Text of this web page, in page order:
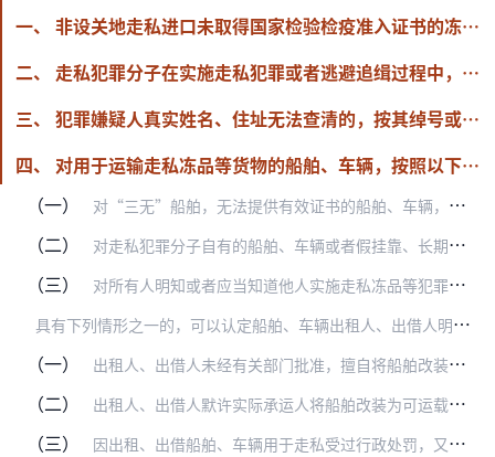
一、 非设关地走私进口未取得国家检验检疫准入证书的冻品，应认定为国家禁止进口的货物，构成犯罪的，按走私国家禁止进出口的货物罪定罪处罚。其中，对走私来自境外疫区的冻品，依据《最高人民法院、最高人民检察院关于办理走私刑事案件适用法律若干问题的解释》（法释〔2014〕10号，以下简称《解释》）第十一条第一款第四项和第二款规定定罪处罚。对走私来自境外非疫区的冻品，或者无法查明是否来自境外疫区的冻品，依据《解释》第十一条第一款第六项和第二款规定定罪处罚。
二、 走私犯罪分子在实施走私犯罪或者逃避追缉过程中，实施碰撞、挤别、抛撒障碍物、超高速行驶、强光照射驾驶人员等危险行为，危害公共安全的，以走私罪和以危险方法危害公共安全罪数罪并罚。以暴力、威胁方法抗拒缉私执法，以走私罪和袭警罪或者妨害公务罪数罪并罚。武装掩护走私的，依照刑法第一百五十一条第一款规定从重处罚。
三、 犯罪嫌疑人真实姓名、住址无法查清的，按其绰号或者自报的姓名、住址认定，并在法律文书中注明。
四、 对用于运输走私冻品等货物的船舶、车辆，按照以下原则处置：
（一）
对“三无”船舶，无法提供有效证书的船舶、车辆，依法予以没收、收缴或者移交主管机关依法处置；
（二） 对走私犯罪分子自有的船舶、车辆或者假挂靠、长期不作登记、虚假登记等实为走私分子所有的船舶、车辆，作为犯罪工具依法没收；
（三） 对所有人明知或者应当知道他人实施走私冻品等犯罪而出租、出借的船舶、车辆，依法予以没收。
具
有下列情形之一的，可以认定船舶、车辆出租人、出借人明知或者应当知道他人实施违法犯罪，但有证据证明确属被蒙骗或者有其他相反证据的除外：
（一）
出租人、出借人未经有关部门批准，擅自将船舶改装为可运载冻品等货物用的船舶，或者进行伪装的；
（二） 出租人、出借人默许实际承运人将船舶改装为可运载冻品等货物用船舶，或者进行伪装的；
（三） 因出租、出借船舶、车辆用于走私受过行政处罚，又出租、出借给同一走私人或者同一走私团伙使用的；